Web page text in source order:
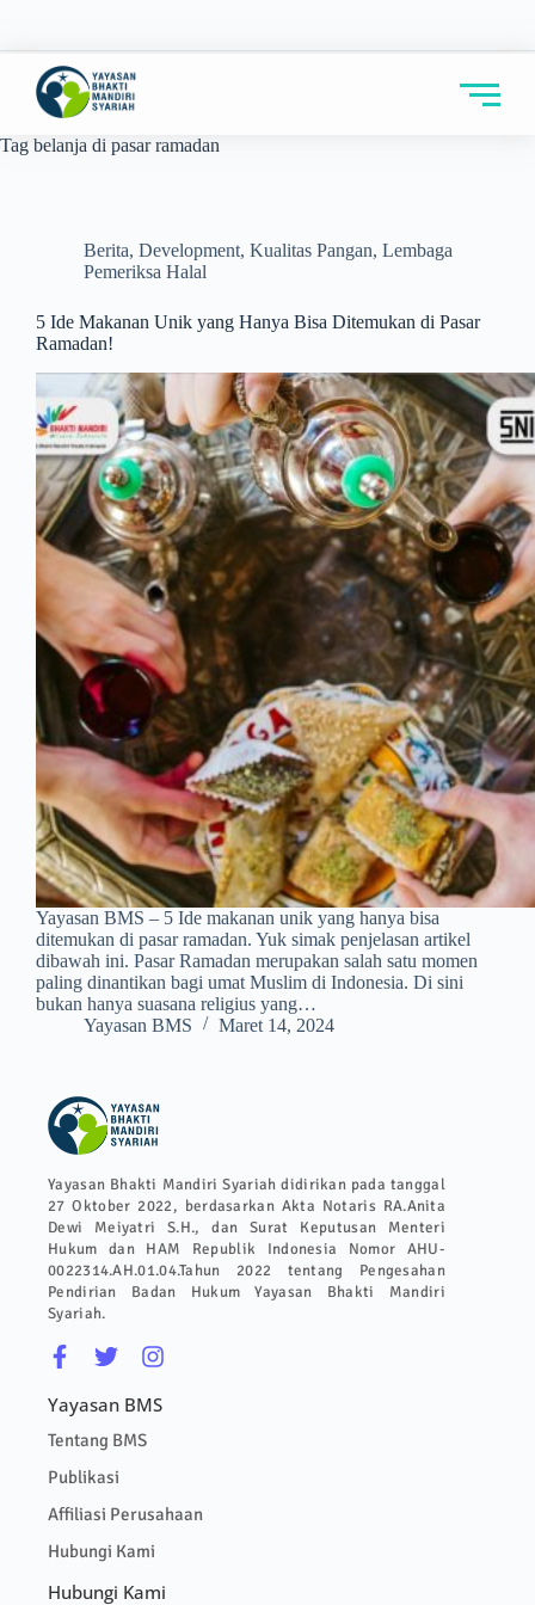
Tag belanja di pasar ramadan
Berita, Development, Kualitas Pangan, Lembaga
Pemeriksa Halal
5 Ide Makanan Unik yang Hanya Bisa Ditemukan di Pasar
Ramadan!
Yayasan BMS – 5 Ide makanan unik yang hanya bisa
ditemukan di pasar ramadan. Yuk simak penjelasan artikel
dibawah ini. Pasar Ramadan merupakan salah satu momen
paling dinantikan bagi umat Muslim di Indonesia. Di sini
bukan hanya suasana religius yang…
Yayasan BMS
Maret 14, 2024
Yayasan Bhakti Mandiri Syariah didirikan pada tanggal
27 Oktober 2022, berdasarkan Akta Notaris RA.Anita
Dewi Meiyatri S.H., dan Surat Keputusan Menteri
Hukum dan HAM Republik Indonesia Nomor AHU-
0022314.AH.01.04.Tahun 2022 tentang Pengesahan
Pendirian Badan Hukum Yayasan Bhakti Mandiri
Syariah.
Yayasan BMS
Tentang BMS
Publikasi
Affiliasi Perusahaan
Hubungi Kami
Hubungi Kami